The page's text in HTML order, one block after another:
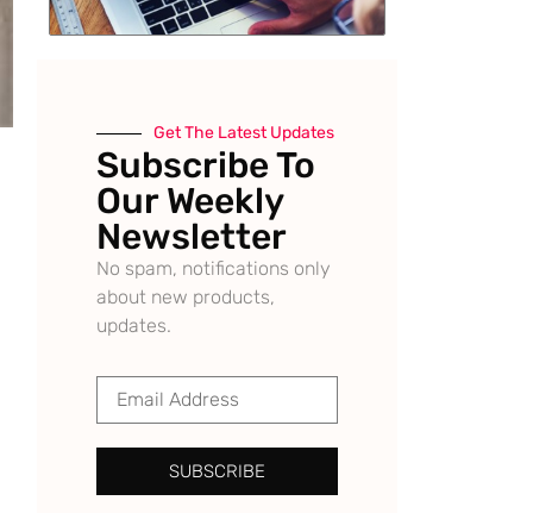
Get The Latest Updates
Subscribe To
Our Weekly
Newsletter
No spam, notifications only
about new products,
updates.
SUBSCRIBE